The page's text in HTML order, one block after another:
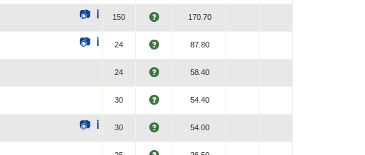
📷 ℹ 150 170.70
📷 ℹ 24 87.80
24 58.40
30 54.40
📷 ℹ 30 54.00